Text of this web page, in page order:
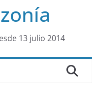
13 julio 2014